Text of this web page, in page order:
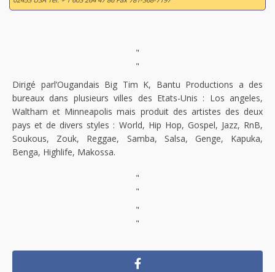
"
"
Dirigé parl’Ougandais Big Tim K, Bantu Productions a des
bureaux dans plusieurs villes des Etats-Unis : Los angeles,
Waltham et Minneapolis mais produit des artistes des deux
pays et de divers styles : World, Hip Hop, Gospel, Jazz, RnB,
Soukous, Zouk, Reggae, Samba, Salsa, Genge, Kapuka,
Benga, Highlife, Makossa.
"
"
"
"